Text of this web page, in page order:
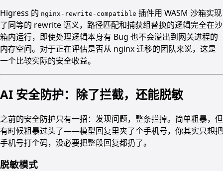
Higress 的 nginx-rewrite-compatible 插件用 WASM 沙箱实现
了同等的 rewrite 语义，路径匹配和捕获组替换的逻辑完全在沙
箱内运行，即使处理逻辑本身有 Bug 也不会溢出到网关进程的
内存空间。对于正在评估是否从 nginx 迁移的团队来说，这是
一个比较实际的安全收益。
AI 安全防护：除了拦截，还能脱敏
之前的安全防护只有一招：发现问题，整条拦掉。简单粗暴，但
有时候粗暴过头了——模型回复里夹了个手机号，你其实只想把
手机号打个码，没必要把整段回复都扔了。
脱敏模式